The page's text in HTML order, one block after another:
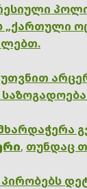
„ქართული
, თუნდაც
პირობებს